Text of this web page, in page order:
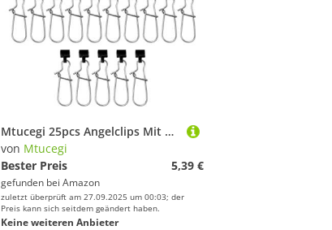
Mtucegi 25pcs Angelclips Mit Kopfstahl Und Verriegelungssenkern Für Salzwasser/Süßwasser Tackle Edelstahllinien Schüsse Sperren Schneller Die Clips Ändern
von Mtucegi
Bester Preis
5,39 €
gefunden bei Amazon
zuletzt überprüft am 27.09.2025 um 00:03; der
Preis kann sich seitdem geändert haben.
Keine weiteren Anbieter